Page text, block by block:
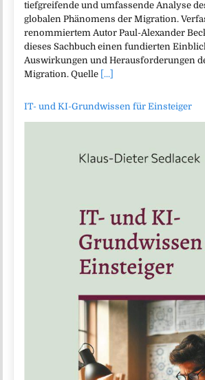
tiefgreifende und umfassende Analyse
globalen Phänomens der Migration.
renommiertem Autor Paul-Alexander
dieses Sachbuch einen fundierten
Auswirkungen und Herausforderungen
Migration. Quelle [...]
IT- und KI-Grundwissen für Einsteiger